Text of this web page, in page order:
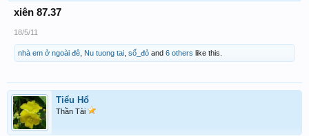
xiên 87.37
18/5/11
nhà em ở ngoài đê Nu tuong tai số_đỏ and 6 others like this.
Tiểu Hổ
Thần Tài